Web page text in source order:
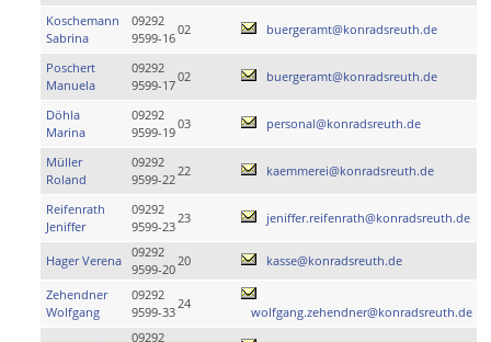
Koschemann
Sabrina
09292
9599-16
02 buergeramt@konradsreuth.de
Poschert
Manuela
09292
9599-17
02 buergeramt@konradsreuth.de
Döhla
Marina
09292
9599-19
03 personal@konradsreuth.de
Müller
Roland
09292
9599-22
22 kaemmerei@konradsreuth.de
Reifenrath
Jeniffer
09292
9599-23
23 jeniffer.reifenrath@konradsreuth.de
Hager Verena
09292
9599-20
20 kasse@konradsreuth.de
Zehendner
Wolfgang
09292
9599-33
24
wolfgang.zehendner@konradsreuth.de
09292